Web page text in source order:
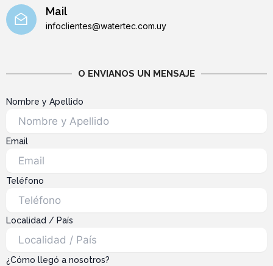
Mail
infoclientes@watertec.com.uy
O ENVIANOS UN MENSAJE
Nombre y Apellido
Email
Teléfono
Localidad / País
¿Cómo llegó a nosotros?